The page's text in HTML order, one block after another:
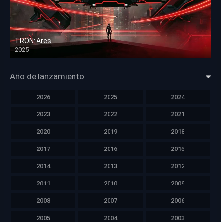
TRON: Ares
2025
HD 1080p
Año de lanzamiento
2026 2025 2024
2023 2022 2021
2020 2019 2018
2017 2016 2015
2014 2013 2012
2011 2010 2009
2008 2007 2006
2005 2004 2003